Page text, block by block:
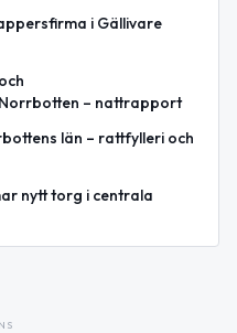
i Gällivare
– nattrapport
län – rattfylleri och
nytt torg i centrala